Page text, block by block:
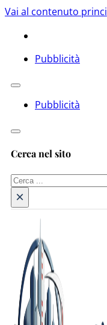
Vai al contenuto
Pubblicità
Pubblicità
Cerca nel sito
Cerca
×